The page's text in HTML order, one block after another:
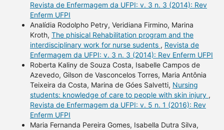
Revista de Enfermagem da UFPI: v. 3 n. 3 (2014): Rev
Enferm UFPI
Analídia Rodolpho Petry, Veridiana Firmino, Marina
Kroth, The phisical Rehabilitation program and the
interdisciplinary work for nurse sudents , Revista de
Enfermagem da UFPI: v. 3 n. 3 (2014): Rev Enferm UFPI
Roberta Kaliny de Souza Costa, Isabelle Campos de
Azevedo, Gilson de Vasconcelos Torres, Maria Antônia
Teixeira da Costa, Marina de Góes Salvetti, Nursing
students: knowledge of care to people with skin injury ,
Revista de Enfermagem da UFPI: v. 5 n. 1 (2016): Rev
Enferm UFPI
Maria Fernanda Pereira Gomes, Isabella Dutra Silva,